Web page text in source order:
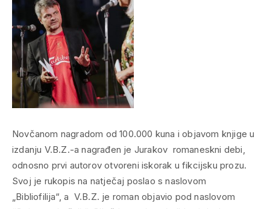
Novčanom nagradom od 100.000 kuna i objavom knjige u
izdanju V.B.Z.-a nagrađen je Jurakov romaneskni debi,
odnosno prvi autorov otvoreni iskorak u fikcijsku prozu.
Svoj je rukopis na natječaj poslao s naslovom
„Bibliofilija“, a V.B.Z. je roman objavio pod naslovom